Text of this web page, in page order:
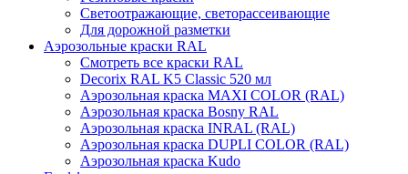
Светоотражающие, светорассеивающие
Для дорожной разметки
Аэрозольные краски RAL
Смотреть все краски RAL
Decorix RAL K5 Classic 520 мл
Аэрозольная краска MAXI COLOR (RAL)
Аэрозольная краска Bosny RAL
Аэрозольная краска INRAL (RAL)
Аэрозольная краска DUPLI COLOR (RAL)
Аэрозольная краска Kudo